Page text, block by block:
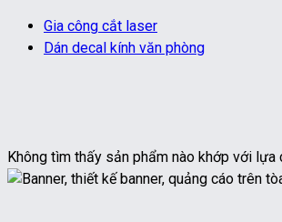
Gia công cắt laser
Dán decal kính văn phòng
Không tìm thấy sản phẩm nào khớp với lựa